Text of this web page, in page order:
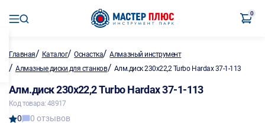
0
Главная/ Каталог/Оснастка/Алмазный инструмент
/ Алмазные диски для станков/ Алм.диск 230х22,2 Turbo Hardax 37-1-113
Алм.диск 230х22,2 Turbo Hardax 37-1-113
Код товара: 48917
0 0 отзывов